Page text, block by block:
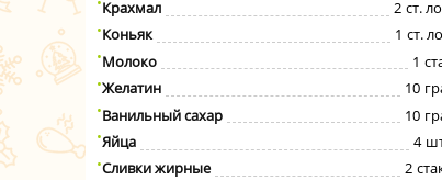
Крахмал
2 ст.
Коньяк
1 ст.
Молоко
1
Желатин
10
Ванильный сахар
10
Яйца
4
Сливки жирные
2